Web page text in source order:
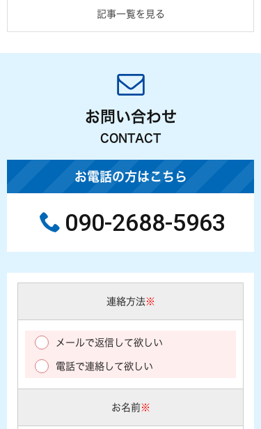
記事一覧を見る
お問い合わせ
CONTACT
お電話の方はこちら
090-2688-5963
連絡方法※
メールで返信して欲しい
電話で連絡して欲しい
お名前※